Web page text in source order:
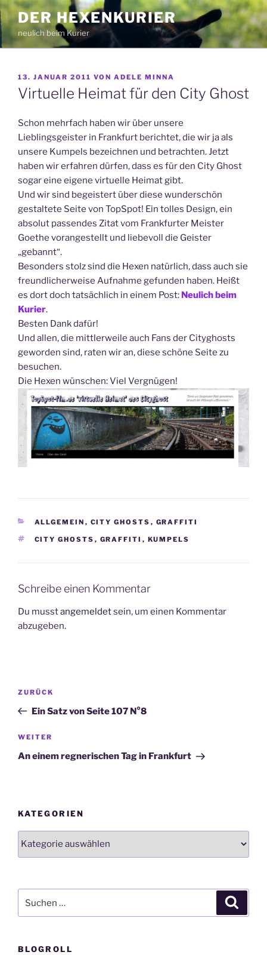
Zum
Inhalt
springen
DER HEXENKURIER
neulich beim Kurier
VERÖFFENTLICHT
AM
13. JANUAR 2011 VON ADELE MINNA
Virtuelle Heimat für den City Ghost
Schon mehrfach haben wir über unsere
Lieblingsgeister in Frankfurt berichtet, die wir ja als
unsere Kumpels bezeichnen und betrachten. Jetzt
haben wir erfahren dürfen, dass es für den City Ghost
sogar eine eigene virtuelle Heimat gibt.
Und wir sind begeistert über diese wunderschön
gestaltete Seite von TopSpot! Ein tolles Design, ein
absolut passendes Zitat vom Frankfurter Meister
Goethe vorangestellt und liebevoll die Geister
„gebannt“.
Besonders stolz sind die Hexen natürlich, dass auch sie
freundlicherweise Aufnahme gefunden haben. Heißt
es dort doch tatsächlich in einem Post: Neulich beim
Kurier.
Besten Dank dafür!
Und allen, die mittlerweile auch Fans der Cityghosts
geworden sind, raten wir an, diese schöne Seite zu
besuchen.
Die Hexen wünschen: Viel Vergnügen!
KATEGORIEN
ALLGEMEIN , CITY GHOSTS , GRAFFITI
SCHLAGWÖRTER
CITY GHOSTS , GRAFFITI , KUMPELS
Schreibe einen Kommentar
Du musstangemeldetsein, um einen Kommentar
abzugeben.
Beitragsnavigation
Vorheriger
Beitrag
ZURÜCK
Ein Satz von Seite 107 N°8
Nächster
Beitrag
WEITER
An einem regnerischen Tag in Frankfurt
KATEGORIEN
nach:
BLOGROLL